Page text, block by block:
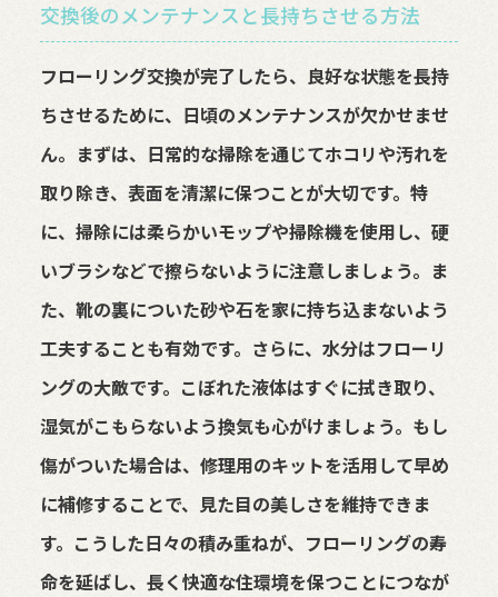
交換後のメンテナンスと長持ちさせる方法
フローリング交換が完了したら、良好な状態を長持
ちさせるために、日頃のメンテナンスが欠かせませ
ん。まずは、日常的な掃除を通じてホコリや汚れを
取り除き、表面を清潔に保つことが大切です。特
に、掃除には柔らかいモップや掃除機を使用し、硬
いブラシなどで擦らないように注意しましょう。ま
た、靴の裏についた砂や石を家に持ち込まないよう
工夫することも有効です。さらに、水分はフローリ
ングの大敵です。こぼれた液体はすぐに拭き取り、
湿気がこもらないよう換気も心がけましょう。もし
傷がついた場合は、修理用のキットを活用して早め
に補修することで、見た目の美しさを維持できま
す。こうした日々の積み重ねが、フローリングの寿
命を延ばし、長く快適な住環境を保つことにつなが